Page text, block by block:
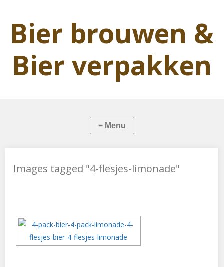
Bier brouwen &
Bier verpakken
Images tagged "4-flesjes-limonade"